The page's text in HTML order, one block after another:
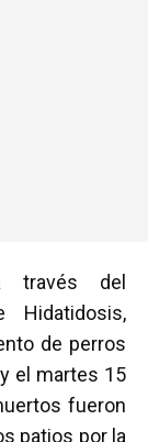
través del
Hidatidosis,
de perros
el martes 15
fueron
patios por la